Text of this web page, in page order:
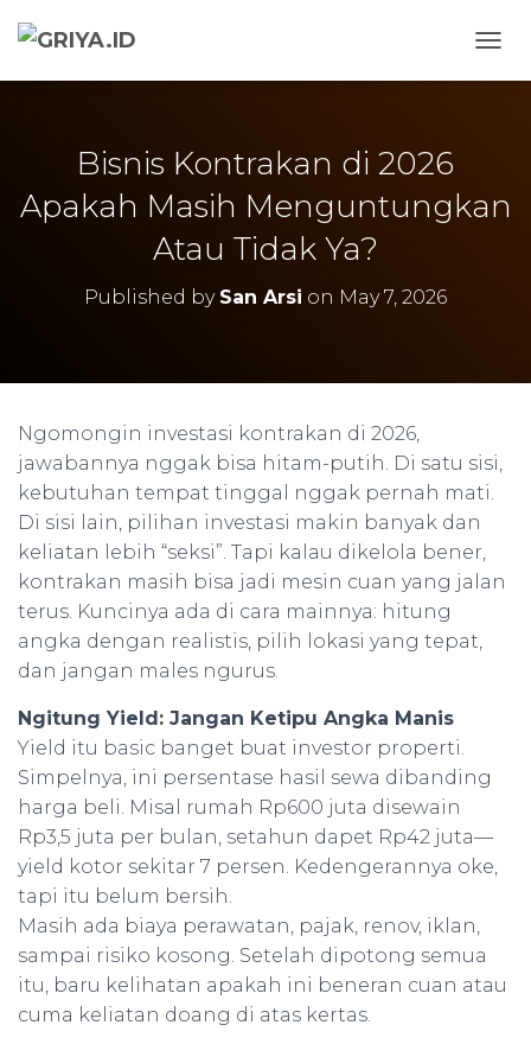
Bisnis Kontrakan di 2026
Apakah Masih Menguntungkan
Atau Tidak Ya?
Published by San Arsi on May 7, 2026
Ngomongin investasi kontrakan di 2026,
jawabannya nggak bisa hitam-putih. Di satu sisi,
kebutuhan tempat tinggal nggak pernah mati.
Di sisi lain, pilihan investasi makin banyak dan
keliatan lebih “seksi”. Tapi kalau dikelola bener,
kontrakan masih bisa jadi mesin cuan yang jalan
terus. Kuncinya ada di cara mainnya: hitung
angka dengan realistis, pilih lokasi yang tepat,
dan jangan males ngurus.
Ngitung Yield: Jangan Ketipu Angka Manis
Yield itu basic banget buat investor properti.
Simpelnya, ini persentase hasil sewa dibanding
harga beli. Misal rumah Rp600 juta disewain
Rp3,5 juta per bulan, setahun dapet Rp42 juta—
yield kotor sekitar 7 persen. Kedengerannya oke,
tapi itu belum bersih.
Masih ada biaya perawatan, pajak, renov, iklan,
sampai risiko kosong. Setelah dipotong semua
itu, baru kelihatan apakah ini beneran cuan atau
cuma keliatan doang di atas kertas.